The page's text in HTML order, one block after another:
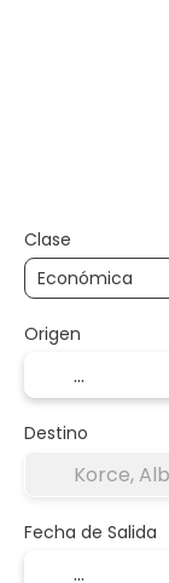
Clase
Origen
Destino
Fecha de Salida